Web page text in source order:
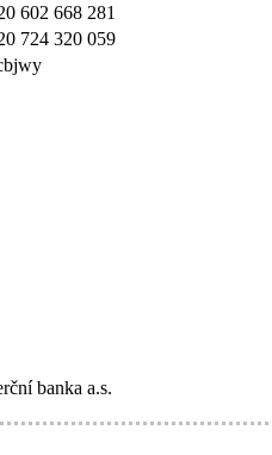
602 668 281
724 320 059
banka a.s.